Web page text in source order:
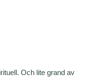
Och lite grand av